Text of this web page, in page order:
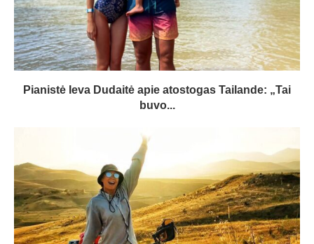
Pianistė Ieva Dudaitė apie atostogas Tailande: „Tai
buvo...